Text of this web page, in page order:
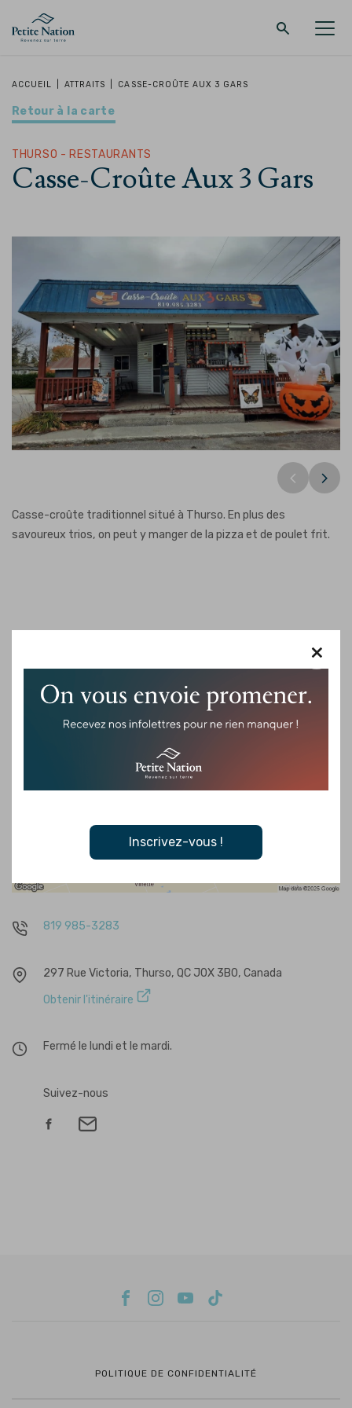
×
Inscrivez-vous !
Retour au menu principal
LA RÉGION
Retour au menu principal
PROMENADES – QUOI FAIRE
Retour au menu principal
HÉBERGEMENT
Retour au menu principal
RESTAURANT
ACCUEIL ATTRAITS CASSE-CROÛTE AUX 3 GARS
Retour à la carte
THURSO - RESTAURANTS
Casse-Croûte Aux 3 Gars
Aux 3 Gars
Casse-croûte traditionnel situé à Thurso. En plus des
savoureux trios, on peut y manger de la pizza et de poulet frit.
819 985-3283
297 Rue Victoria, Thurso, QC J0X 3B0, Canada
Obtenir l'itinéraire
Fermé le lundi et le mardi.
Suivez-nous
POLITIQUE DE CONFIDENTIALITÉ